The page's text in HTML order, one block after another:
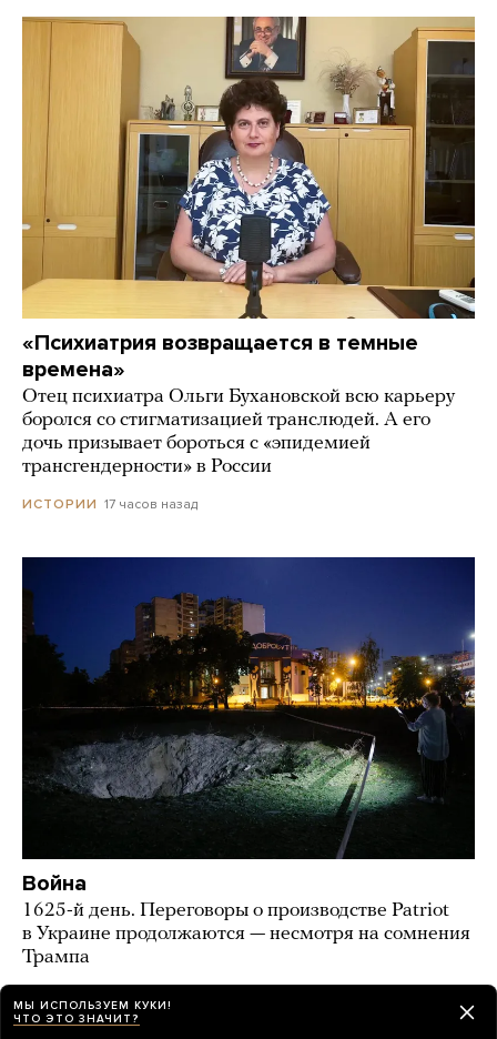
«Психиатрия возвращается в темные
времена»
Отец психиатра Ольги Бухановской всю карьеру
боролся со стигматизацией транслюдей. А его
дочь призывает бороться с «эпидемией
трансгендерности» в России
ИСТОРИИ 17 часов назад
Война
1625-й день. Переговоры о производстве Patriot
в Украине продолжаются — несмотря на сомнения
Трампа
МЫ ИСПОЛЬЗУЕМ КУКИ!
ЧТО ЭТО ЗНАЧИТ?